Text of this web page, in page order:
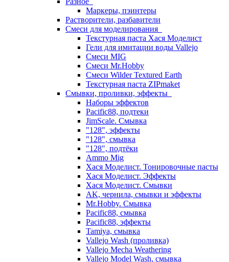
Маркеры, пэинтеры
Растворители, разбавители
Смеси для моделирования
Текстурная паста Хася Моделист
Гели для имитации воды Vallejo
Смеси MIG
Смеси Mr.Hobby
Смеси Wilder Textured Earth
Текстурная паста ZIPmaket
Смывки, проливки, эффекты
Наборы эффектов
Pacific88, подтеки
JimScale. Смывка
"128", эффекты
"128", смывка
"128", подтёки
Ammo Mig
Хася Моделист. Тонировочные пасты
Хася Моделист. Эффекты
Хася Моделист. Смывки
AK, чернила, смывки и эффекты
Mr.Hobby. Смывка
Pacific88, смывка
Pacific88, эффекты
Tamiya, смывка
Vallejo Wash (проливка)
Vallejo Mecha Weathering
Vallejo Model Wash, смывка